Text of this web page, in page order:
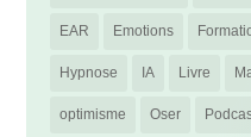
EAR Emotions
Hypnose IA Livre
optimisme Oser